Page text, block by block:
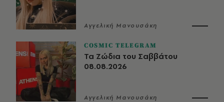
Αγγελική Μανουσάκη
COSMIC TELEGRAM
Τα Ζώδια του Σαββάτου
08.08.2026
Αγγελική Μανουσάκη